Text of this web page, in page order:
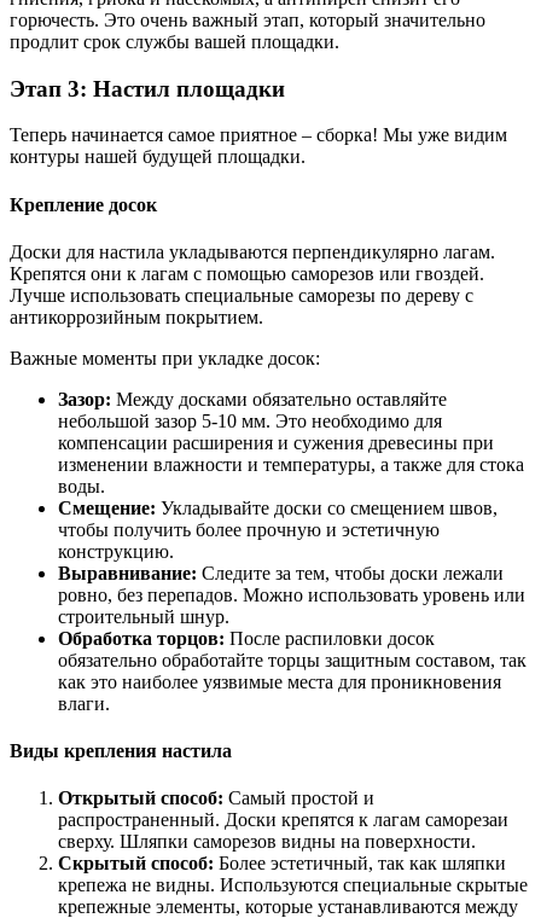
горючесть. Это очень важный этап, который значительно
продлит срок службы вашей площадки.
Этап 3: Настил площадки
Теперь начинается самое приятное – сборка! Мы уже видим
контуры нашей будущей площадки.
Крепление досок
Доски для настила укладываются перпендикулярно лагам.
Крепятся они к лагам с помощью саморезов или гвоздей.
Лучше использовать специальные саморезы по дереву с
антикоррозийным покрытием.
Важные моменты при укладке досок:
Зазор: Между досками обязательно оставляйте
небольшой зазор 5-10 мм. Это необходимо для
компенсации расширения и сужения древесины при
изменении влажности и температуры, а также для стока
воды.
Смещение: Укладывайте доски со смещением швов,
чтобы получить более прочную и эстетичную
конструкцию.
Выравнивание: Следите за тем, чтобы доски лежали
ровно, без перепадов. Можно использовать уровень или
строительный шнур.
Обработка торцов: После распиловки досок
обязательно обработайте торцы защитным составом, так
как это наиболее уязвимые места для проникновения
влаги.
Виды крепления настила
Открытый способ: Самый простой и
распространенный. Доски крепятся к лагам саморезаи
сверху. Шляпки саморезов видны на поверхности.
Скрытый способ: Более эстетичный, так как шляпки
крепежа не видны. Используются специальные скрытые
крепежные элементы, которые устанавливаются между